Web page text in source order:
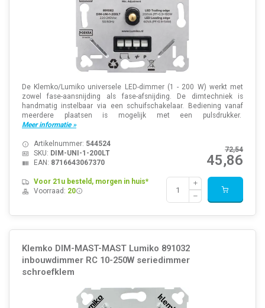
De Klemko/Lumiko universele LED-dimmer (1 - 200 W) werkt met
zowel fase-aansnijding als fase-afsnijding. De dimtechniek is
handmatig instelbaar via een schuifschakelaar. Bediening vanaf
meerdere plaatsen is mogelijk met een pulsdrukker.
Meer informatie »
72,54
45,86
Artikelnummer: 544524
SKU: DIM-UNI-1-200LT
EAN: 8716643067370
Voor 21u besteld, morgen in huis*
Voorraad: 20
Klemko DIM-MAST-MAST Lumiko 891032
inbouwdimmer RC 10-250W seriedimmer
schroefklem